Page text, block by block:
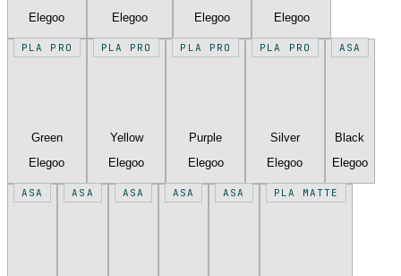
Elegoo
Elegoo
Elegoo
Elegoo
PLA PRO
Green
Elegoo
PLA PRO
Yellow
Elegoo
PLA PRO
Purple
Elegoo
PLA PRO
Silver
Elegoo
ASA
Black
Elegoo
ASA ASA ASA ASA ASA PLA MATTE